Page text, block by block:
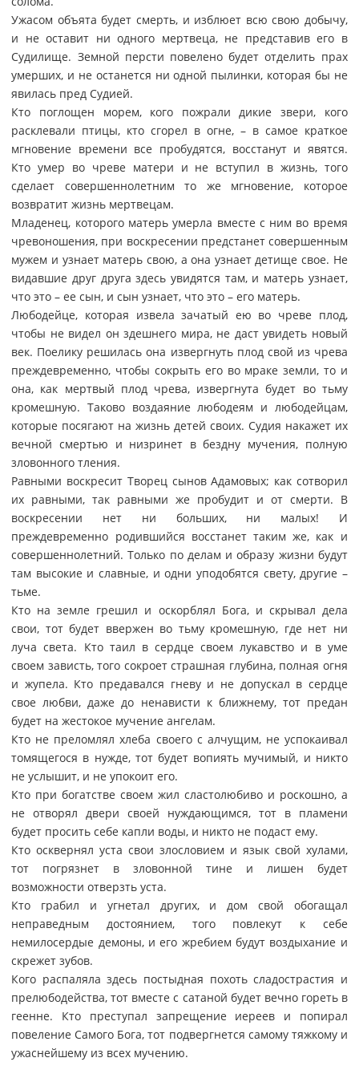
Ужасом объята будет смерть, и изблюет всю свою добычу,
и не оставит ни одного мертвеца, не представив его в
Судилище. Земной персти повелено будет отделить прах
умерших, и не останется ни одной пылинки, которая бы не
явилась пред Судией.
Кто поглощен морем, кого пожрали дикие звери, кого
расклевали птицы, кто сгорел в огне, – в самое краткое
мгновение времени все пробудятся, восстанут и явятся.
Кто умер во чреве матери и не вступил в жизнь, того
сделает совершеннолетним то же мгновение, которое
возвратит жизнь мертвецам.
Младенец, которого матерь умерла вместе с ним во время
чревоношения, при воскресении предстанет совершенным
мужем и узнает матерь свою, а она узнает детище свое. Не
видавшие друг друга здесь увидятся там, и матерь узнает,
что это – ее сын, и сын узнает, что это – его матерь.
Любодейце, которая извела зачатый ею во чреве плод,
чтобы не видел он здешнего мира, не даст увидеть новый
век. Поелику решилась она извергнуть плод свой из чрева
преждевременно, чтобы сокрыть его во мраке земли, то и
она, как мертвый плод чрева, извергнута будет во тьму
кромешную. Таково воздаяние любодеям и любодейцам,
которые посягают на жизнь детей своих. Судия накажет их
вечной смертью и низринет в бездну мучения, полную
зловонного тления.
Равными воскресит Творец сынов Адамовых; как сотворил
их равными, так равными же пробудит и от смерти. В
воскресении нет ни больших, ни малых! И
преждевременно родившийся восстанет таким же, как и
совершеннолетний. Только по делам и образу жизни будут
там высокие и славные, и одни уподобятся свету, другие –
тьме.
Кто на земле грешил и оскорблял Бога, и скрывал дела
свои, тот будет ввержен во тьму кромешную, где нет ни
луча света. Кто таил в сердце своем лукавство и в уме
своем зависть, того сокроет страшная глубина, полная огня
и жупела. Кто предавался гневу и не допускал в сердце
свое любви, даже до ненависти к ближнему, тот предан
будет на жестокое мучение ангелам.
Кто не преломлял хлеба своего с алчущим, не успокаивал
томящегося в нужде, тот будет вопиять мучимый, и никто
не услышит, и не упокоит его.
Кто при богатстве своем жил сластолюбиво и роскошно, а
не отворял двери своей нуждающимся, тот в пламени
будет просить себе капли воды, и никто не подаст ему.
Кто осквернял уста свои злословием и язык свой хулами,
тот погрязнет в зловонной тине и лишен будет
возможности отверзть уста.
Кто грабил и угнетал других, и дом свой обогащал
неправедным достоянием, того повлекут к себе
немилосердые демоны, и его жребием будут воздыхание и
скрежет зубов.
Кого распаляла здесь постыдная похоть сладострастия и
прелюбодейства, тот вместе с сатаной будет вечно гореть в
геенне. Кто преступал запрещение иереев и попирал
повеление Самого Бога, тот подвергнется самому тяжкому и
ужаснейшему из всех мучению.